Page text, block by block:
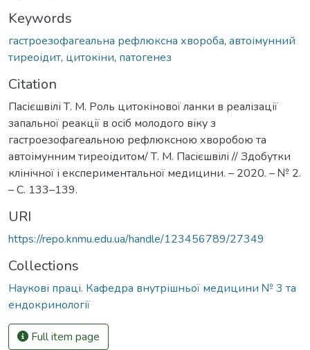
Keywords
гастроезофагеальна рефлюксна хвороба, автоімунний
тиреоідит, цитокіни, патогенез
Citation
Пасієшвілі Т. М. Роль цитокінової ланки в реалізації
запальної реакції в осіб молодого віку з
гастроезофагеальною рефлюксною хворобою та
автоімунним тиреоідитом/ Т. М. Пасієшвілі // Здобутки
клінічної і експериментальної медицини. – 2020. – № 2.
– С. 133–139.
URI
https://repo.knmu.edu.ua/handle/123456789/27349
Collections
Наукові праці. Кафедра внутрішньої медицини № 3 та
ендокринології
Full item page